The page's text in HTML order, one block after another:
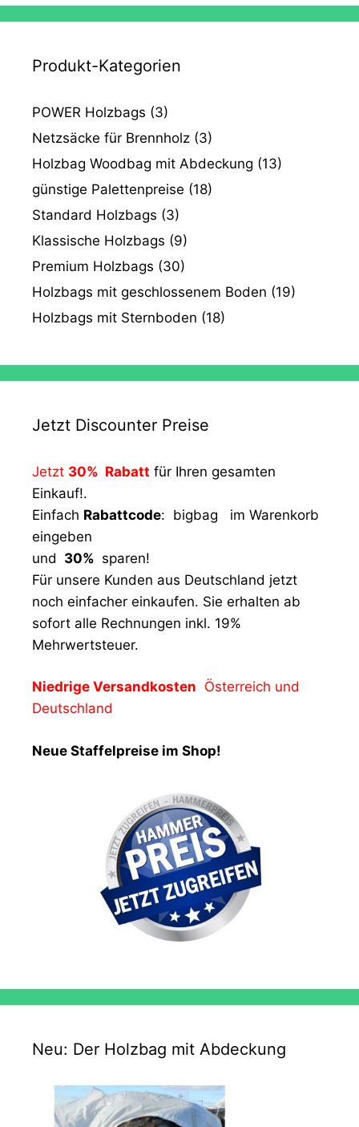
Produkt-Kategorien
POWER Holzbags (3)
Netzsäcke für Brennholz (3)
Holzbag Woodbag mit Abdeckung (13)
günstige Palettenpreise (18)
Standard Holzbags (3)
Klassische Holzbags (9)
Premium Holzbags (30)
Holzbags mit geschlossenem Boden (19)
Holzbags mit Sternboden (18)
Jetzt Discounter Preise
Jetzt 30% Rabatt für Ihren gesamten
Einkauf!.
Einfach Rabattcode: bigbag im Warenkorb
eingeben
und 30% sparen!
Für unsere Kunden aus Deutschland jetzt
noch einfacher einkaufen. Sie erhalten ab
sofort alle Rechnungen inkl. 19%
Mehrwertsteuer.
Niedrige Versandkosten Österreich und
Deutschland
Neue Staffelpreise im Shop!
Neu: Der Holzbag mit Abdeckung